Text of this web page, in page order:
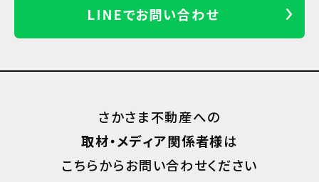
LINEでお問い合わせ
さかさま不動産への
取材・メディア関係者様は
こちらからお問い合わせください